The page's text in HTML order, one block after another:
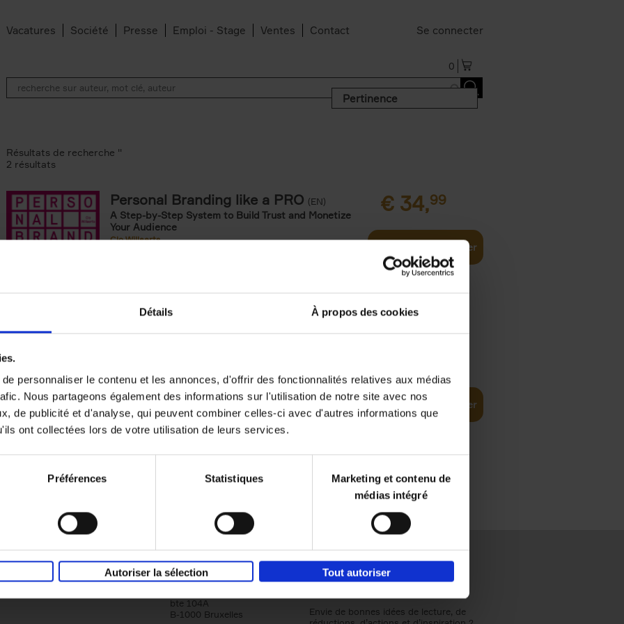
Détails À propos des cookies
personnaliser le contenu et les annonces, d'offrir des fonctionnalités relatives aux médias
Nous partageons également des informations sur l'utilisation de notre site avec nos
de publicité et d'analyse, qui peuvent combiner celles-ci avec d'autres informations que
ont collectées lors de votre utilisation de leurs services.
Préférences Statistiques
Marketing et contenu de
médias intégré
Autoriser la sélection Tout autoriser
Vacatures Société Presse Emploi - Stage Ventes Contact Se connecter
0
Pertinence
filter
Résultats de recherche ''
2 résultats
Personal Branding like a PRO (EN)
A Step-by-Step System to Build Trust and Monetize
Your Audience
Clo Willaerts
€ 34,99
Ajouter au panier
Planning to Promoting
Clo Willaerts
Couverture souple
352 Ajouter au panier
Société
Qui sommes-nous?
Éditions Racine
Tour & Taxis
bte 104A
B-1000 Bruxelles
Envie de bonnes idées de lecture, de